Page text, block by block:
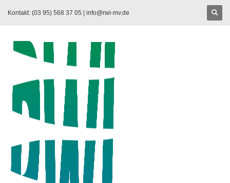
Kontakt: (03 95) 568 37 05 | info@rwi-mv.de